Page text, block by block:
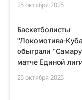
25 октября 2025
Баскетболисты
"Локомотива-
обыграли
матче Единой
25 октября 2025